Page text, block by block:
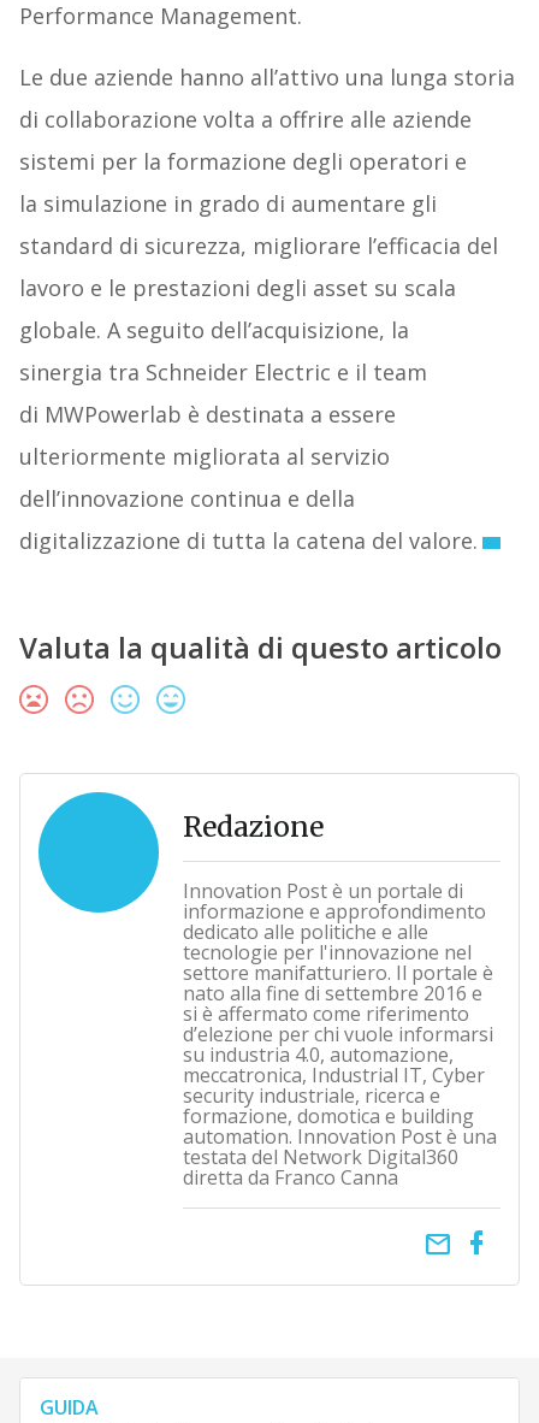
Performance Management.
Le due aziende hanno all’attivo una lunga storia
di collaborazione volta a offrire alle aziende
sistemi per la formazione degli operatori e
la simulazione in grado di aumentare gli
standard di sicurezza, migliorare l’efficacia del
lavoro e le prestazioni degli asset su scala
globale. A seguito dell’acquisizione, la
sinergia tra Schneider Electric e il team
di MWPowerlab è destinata a essere
ulteriormente migliorata al servizio
dell’innovazione continua e della
digitalizzazione di tutta la catena del valore.
Valuta la qualità di questo articolo
Redazione
Innovation Post è un portale di
informazione e approfondimento
dedicato alle politiche e alle
tecnologie per l'innovazione nel
settore manifatturiero. Il portale è
nato alla fine di settembre 2016 e
si è affermato come riferimento
d’elezione per chi vuole informarsi
su industria 4.0, automazione,
meccatronica, Industrial IT, Cyber
security industriale, ricerca e
formazione, domotica e building
automation. Innovation Post è una
testata del Network Digital360
diretta da Franco Canna
email
GUIDA